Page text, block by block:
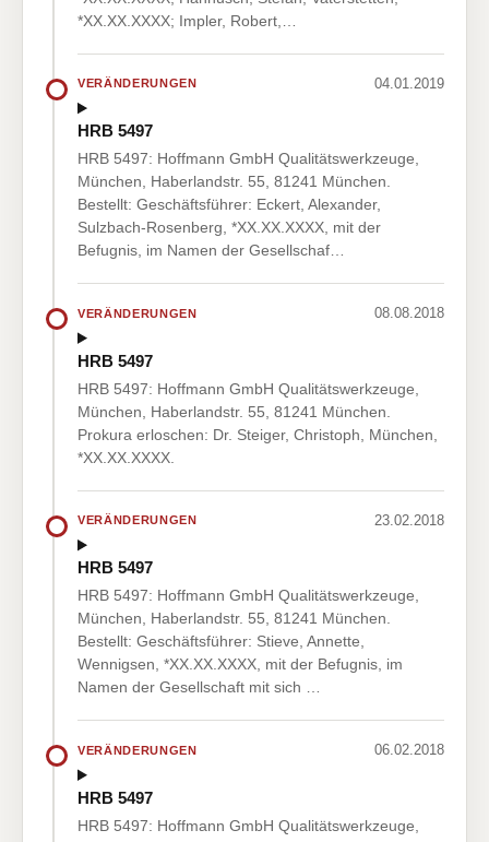
*XX.XX.XXXX; Impler, Robert,…
VERÄNDERUNGEN 04.01.2019
HRB 5497
HRB 5497: Hoffmann GmbH Qualitätswerkzeuge,
München, Haberlandstr. 55, 81241 München.
Bestellt: Geschäftsführer: Eckert, Alexander,
Sulzbach-Rosenberg, *XX.XX.XXXX, mit der
Befugnis, im Namen der Gesellschaf…
VERÄNDERUNGEN 08.08.2018
HRB 5497
HRB 5497: Hoffmann GmbH Qualitätswerkzeuge,
München, Haberlandstr. 55, 81241 München.
Prokura erloschen: Dr. Steiger, Christoph, München,
*XX.XX.XXXX.
VERÄNDERUNGEN 23.02.2018
HRB 5497
HRB 5497: Hoffmann GmbH Qualitätswerkzeuge,
München, Haberlandstr. 55, 81241 München.
Bestellt: Geschäftsführer: Stieve, Annette,
Wennigsen, *XX.XX.XXXX, mit der Befugnis, im
Namen der Gesellschaft mit sich …
VERÄNDERUNGEN 06.02.2018
HRB 5497
HRB 5497: Hoffmann GmbH Qualitätswerkzeuge,